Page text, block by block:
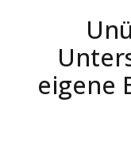
eigene